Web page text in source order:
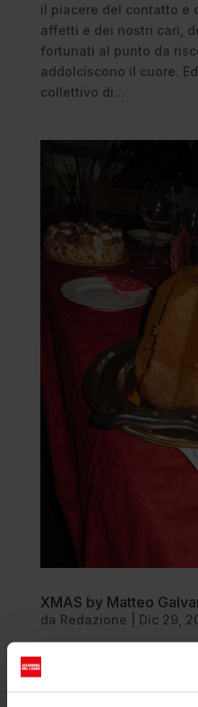
il piacere del contatto e
affetti e dei nostri cari,
fortunati al punto da
addolciscono il cuore.
collettivo di...
XMAS by Matteo
da Redazione Dic 29,
In un’epoca digitale, in
il piacere del contatto e